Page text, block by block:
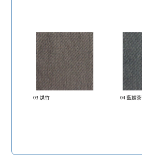
03 煤竹 04 藍媚茶